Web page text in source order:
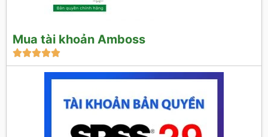
Mua tài khoản Amboss
